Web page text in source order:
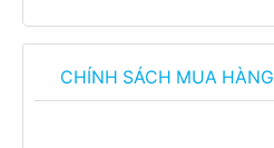
CHÍNH SÁCH MUA HÀNG